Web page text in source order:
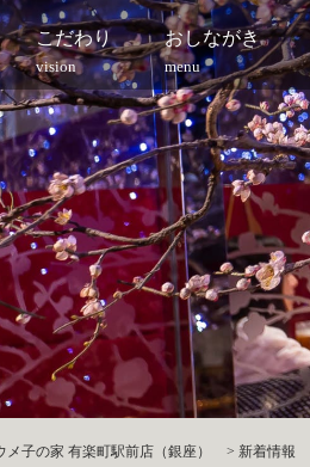
こだわり
vision
おしながき
menu
メ子の家 有楽町駅前店（銀座） > 新着情報